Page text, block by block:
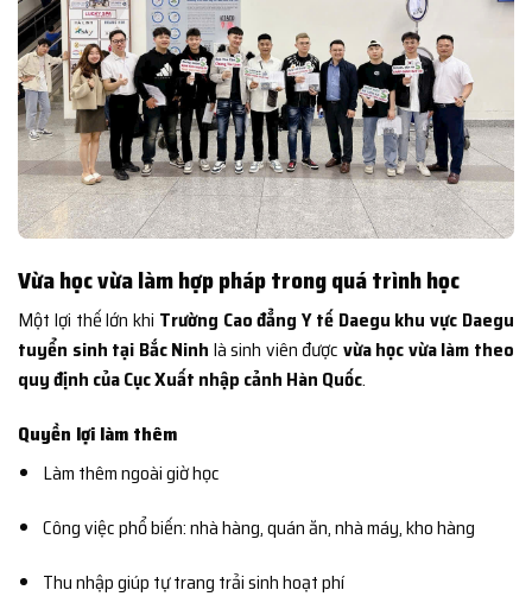
Vừa học vừa làm hợp pháp trong quá trình học
Một lợi thế lớn khi Trường Cao đẳng Y tế Daegu khu vực Daegu
tuyển sinh tại Bắc Ninh là sinh viên được vừa học vừa làm theo
quy định của Cục Xuất nhập cảnh Hàn Quốc.
Quyền lợi làm thêm
Làm thêm ngoài giờ học
Công việc phổ biến: nhà hàng, quán ăn, nhà máy, kho hàng
Thu nhập giúp tự trang trải sinh hoạt phí